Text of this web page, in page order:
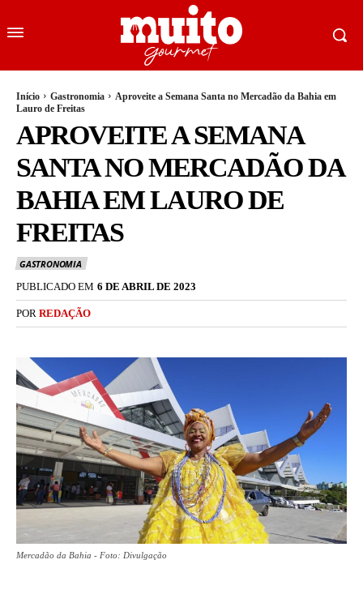
Início Gastronomia
Aproveite a Semana Santa no Mercadão da Bahia em
Lauro de Freitas
APROVEITE A SEMANA
SANTA NO MERCADÃO DA
BAHIA EM LAURO DE
FREITAS
GASTRONOMIA
PUBLICADO EM 6 DE ABRIL DE 2023
POR REDAÇÃO
Mercadão da Bahia - Foto: Divulgação